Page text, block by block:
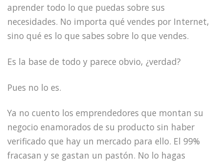
aprender todo lo que puedas sobre sus
necesidades. No importa qué vendes por Internet,
sino qué es lo que sabes sobre lo que vendes.
Es la base de todo y parece obvio, ¿verdad?
Pues no lo es.
Ya no cuento los emprendedores que montan su
negocio enamorados de su producto sin haber
verificado que hay un mercado para ello. El 99%
fracasan y se gastan un pastón. No lo hagas